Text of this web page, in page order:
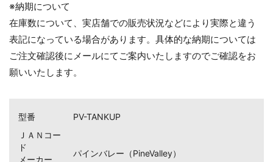
※納期について
在庫数について、実店舗での販売状況などにより実際と違う
表記になっている場合があります。具体的な納期については
ご注文確認後にメールにてご案内いたしますのでご確認をお
願いいたします。
型番
PV-TANKUP
ＪＡＮコー
ド
メーカー
パインバレー（PineValley）